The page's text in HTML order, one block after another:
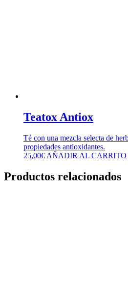
Teatox Antiox
Té con una mezcla selecta de
propiedades antioxidantes.
25,00€ AÑADIR AL CARRITO
Productos relacionados